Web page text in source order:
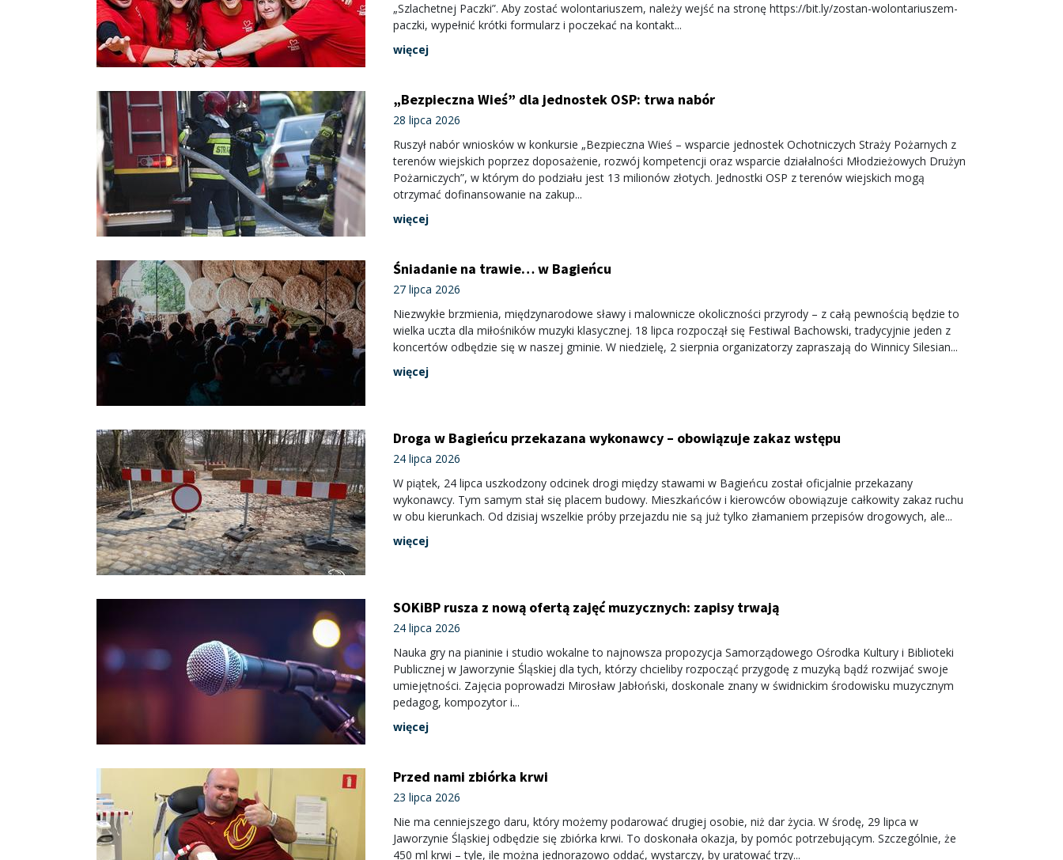
„Szlachetnej Paczki”. Aby zostać wolontariuszem, należy wejść na stronę https://bit.ly/zostan-wolontariuszem-
paczki, wypełnić krótki formularz i poczekać na kontakt...
więcej
„Bezpieczna Wieś” dla jednostek OSP: trwa nabór
28 lipca 2026
Ruszył nabór wniosków w konkursie „Bezpieczna Wieś – wsparcie jednostek Ochotniczych Straży Pożarnych z
terenów wiejskich poprzez doposażenie, rozwój kompetencji oraz wsparcie działalności Młodzieżowych Drużyn
Pożarniczych”, w którym do podziału jest 13 milionów złotych. Jednostki OSP z terenów wiejskich mogą
otrzymać dofinansowanie na zakup...
więcej
Śniadanie na trawie… w Bagieńcu
27 lipca 2026
Niezwykłe brzmienia, międzynarodowe sławy i malownicze okoliczności przyrody – z całą pewnością będzie to
wielka uczta dla miłośników muzyki klasycznej. 18 lipca rozpoczął się Festiwal Bachowski, tradycyjnie jeden z
koncertów odbędzie się w naszej gminie. W niedzielę, 2 sierpnia organizatorzy zapraszają do Winnicy Silesian...
więcej
Droga w Bagieńcu przekazana wykonawcy – obowiązuje zakaz wstępu
24 lipca 2026
W piątek, 24 lipca uszkodzony odcinek drogi między stawami w Bagieńcu został oficjalnie przekazany
wykonawcy. Tym samym stał się placem budowy. Mieszkańców i kierowców obowiązuje całkowity zakaz ruchu
w obu kierunkach. Od dzisiaj wszelkie próby przejazdu nie są już tylko złamaniem przepisów drogowych, ale...
więcej
SOKiBP rusza z nową ofertą zajęć muzycznych: zapisy trwają
24 lipca 2026
Nauka gry na pianinie i studio wokalne to najnowsza propozycja Samorządowego Ośrodka Kultury i Biblioteki
Publicznej w Jaworzynie Śląskiej dla tych, którzy chcieliby rozpocząć przygodę z muzyką bądź rozwijać swoje
umiejętności. Zajęcia poprowadzi Mirosław Jabłoński, doskonale znany w świdnickim środowisku muzycznym
pedagog, kompozytor i...
więcej
Przed nami zbiórka krwi
23 lipca 2026
Nie ma cenniejszego daru, który możemy podarować drugiej osobie, niż dar życia. W środę, 29 lipca w
Jaworzynie Śląskiej odbędzie się zbiórka krwi. To doskonała okazja, by pomóc potrzebującym. Szczególnie, że
450 ml krwi – tyle, ile można jednorazowo oddać, wystarczy, by uratować trzy...